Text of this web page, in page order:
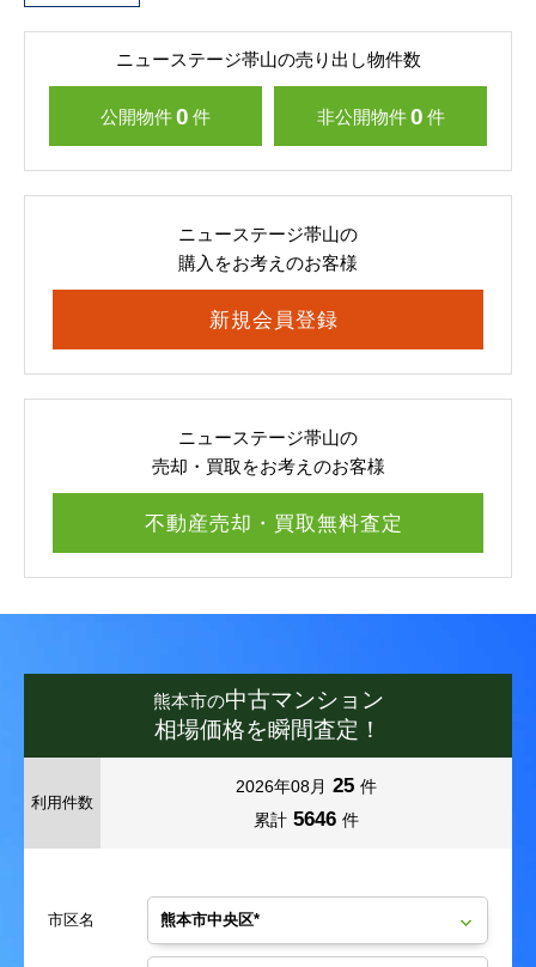
ニューステージ帯山の売り出し物件数
公開物件0 件 非公開物件 0 件
ニューステージ帯山の
購入をお考えのお客様
新規会員登録
ニューステージ帯山の
売却・買取をお考えのお客様
不動産売却・買取無料査定
熊本市の中古マンション
相場価格を瞬間査定！
利用件数
2026年08月 25 件
累計 5646 件
市区名